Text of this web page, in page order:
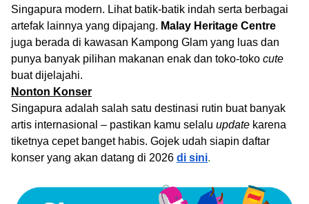
Singapura modern. Lihat batik-batik indah serta berbagai
artefak lainnya yang dipajang. Malay Heritage Centre
juga berada di kawasan Kampong Glam yang luas dan
punya banyak pilihan makanan enak dan toko-toko cute
buat dijelajahi.
Nonton Konser
Singapura adalah salah satu destinasi rutin buat banyak
artis internasional – pastikan kamu selalu update karena
tiketnya cepet banget habis. Gojek udah siapin daftar
konser yang akan datang di 2026 di sini.